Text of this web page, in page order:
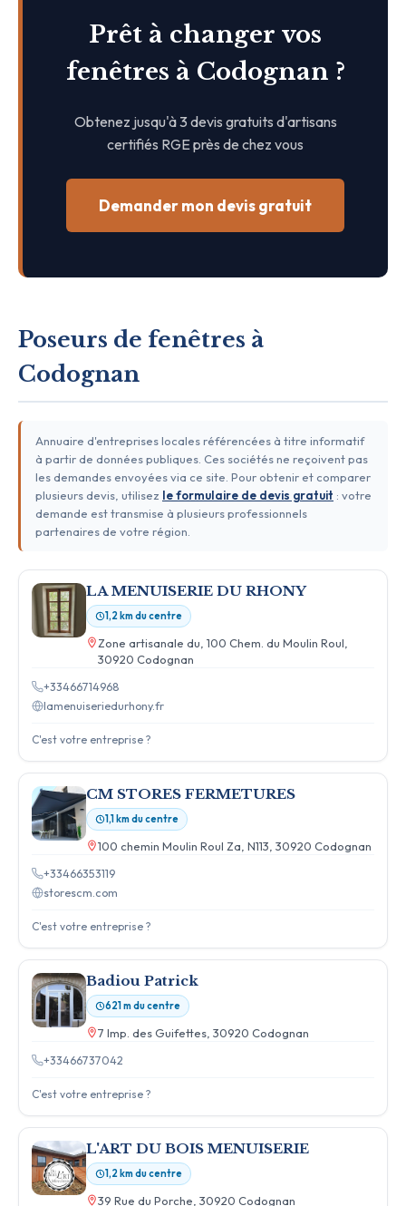
Prêt à changer vos
fenêtres à Codognan ?
Obtenez jusqu'à 3 devis gratuits d'artisans
certifiés RGE près de chez vous
Demander mon devis gratuit
Poseurs de fenêtres à
Codognan
Annuaire d'entreprises locales référencées à titre informatif
à partir de données publiques. Ces sociétés ne reçoivent pas
les demandes envoyées via ce site. Pour obtenir et comparer
plusieurs devis, utilisez le formulaire de devis gratuit : votre
demande est transmise à plusieurs professionnels
partenaires de votre région.
LA MENUISERIE DU RHONY
1,2 km du centre
Zone artisanale du, 100 Chem. du Moulin Roul,
30920 Codognan
+33466714968
lamenuiseriedurhony.fr
C'est votre entreprise ?
CM STORES FERMETURES
1,1 km du centre
100 chemin Moulin Roul Za, N113, 30920 Codognan
+33466353119
storescm.com
C'est votre entreprise ?
Badiou Patrick
621 m du centre
7 Imp. des Guifettes, 30920 Codognan
+33466737042
C'est votre entreprise ?
L'ART DU BOIS MENUISERIE
1,2 km du centre
39 Rue du Porche, 30920 Codognan